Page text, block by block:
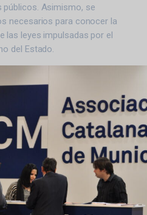
Asimismo, se
necesarios para conocer la
las leyes impulsadas por el
del Estado.